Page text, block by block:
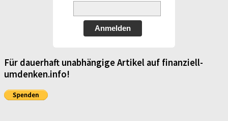
Anmelden
Für dauerhaft unabhängige Artikel auf finanziell-
umdenken.info!